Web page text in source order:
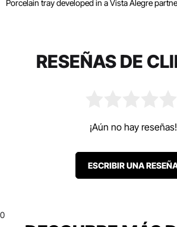
Porcelain tray developed in a Vista Alegre
RESEÑAS DE
¡Aún no hay reseñas!
ESCRIBIR UNA
0